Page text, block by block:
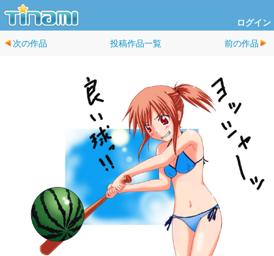
ログイン
次の作品 投稿作品一覧 前の作品